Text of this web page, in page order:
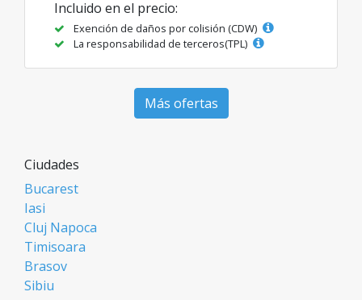
Incluido en el precio:
Exención de daños por colisión (CDW)
La responsabilidad de terceros(TPL)
Más ofertas
Ciudades
Bucarest
Iasi
Cluj Napoca
Timisoara
Brasov
Sibiu